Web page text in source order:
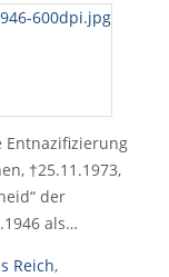
Entnazifizierung
†25.11.1973,
der
als…
Reich,